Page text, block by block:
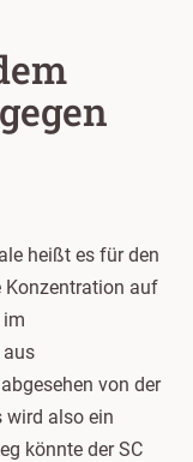
heißt es für den
Konzentration auf
im
von der
wird also ein
könnte der SC